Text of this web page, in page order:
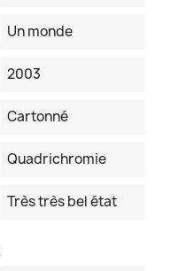
Un monde
2003
Cartonné
Quadrichromie
Très très bel état